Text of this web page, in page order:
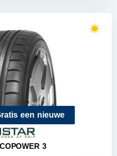
een nieuwe
3